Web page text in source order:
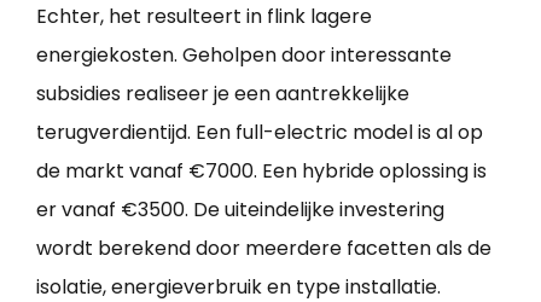
Echter, het resulteert in flink lagere
energiekosten. Geholpen door interessante
subsidies realiseer je een aantrekkelijke
terugverdientijd. Een full-electric model is al op
de markt vanaf €7000. Een hybride oplossing is
er vanaf €3500. De uiteindelijke investering
wordt berekend door meerdere facetten als de
isolatie, energieverbruik en type installatie.